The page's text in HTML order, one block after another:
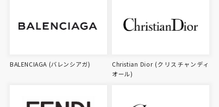
BALENCIAGA (バレンシアガ)
Christian Dior (クリスチャンディ
オール)